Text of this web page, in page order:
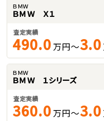
ＢＭＷ
ＢＭＷ Ｘ１
査定実績
490.0 万円～3.0
ＢＭＷ
ＢＭＷ １シリーズ
査定実績
360.0 万円～3.0